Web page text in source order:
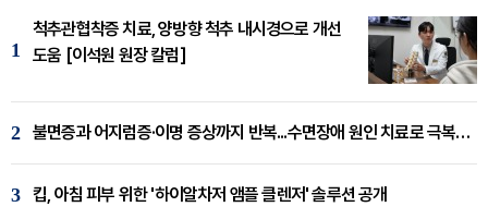
1
척추관협착증 치료, 양방향 척추 내시경으로 개선
도움 [이석원 원장 칼럼]
2 불면증과 어지럼증·이명 증상까지 반복...수면장애 원인 치료로 극복해야
3 킵, 아침 피부 위한 '하이알차저 앰플 클렌저' 솔루션 공개